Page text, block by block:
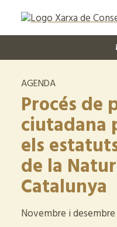
AGENDA
Procés de
ciutadana
els
de la
Catalunya
Novembre i